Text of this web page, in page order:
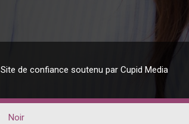
Site de confiance soutenu par Cupid Media
Noir